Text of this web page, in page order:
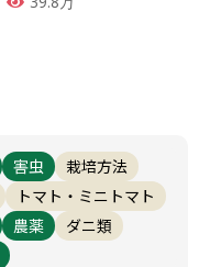
害虫
栽培方法
トマト・ミニトマト
農薬
ダニ類